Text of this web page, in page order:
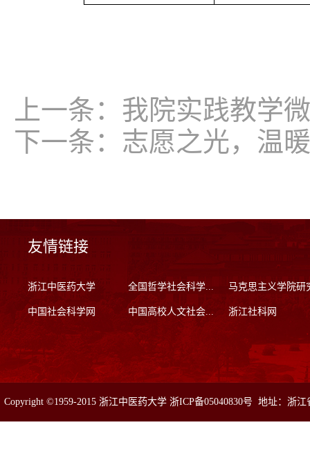
上一条： 我院实践教学
下一条： 志愿之光，温
友情链接
浙江中医药大学 全国哲学社会科学... 马克思主义学院研
中国社会科学网 中国高校人文社会... 浙江社科网
Copyright ©1959-2015 浙江中医药大学 浙ICP备05040830号 地址：浙